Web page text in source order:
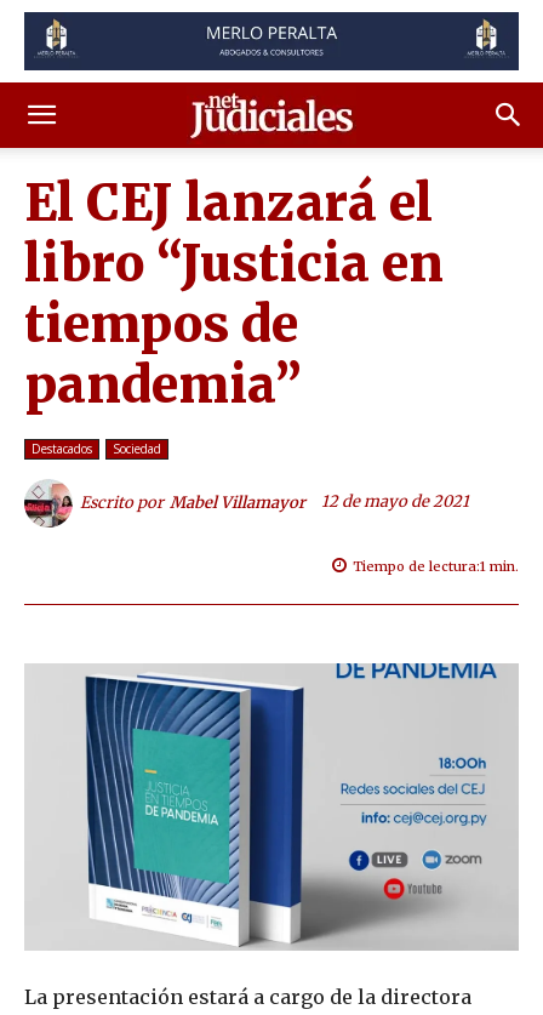
El CEJ lanzará el
libro “Justicia en
tiempos de
pandemia”
Destacados Sociedad
Escrito por Mabel Villamayor 12 de mayo de 2021
Tiempo de lectura:1 min.
La presentación estará a cargo de la directora